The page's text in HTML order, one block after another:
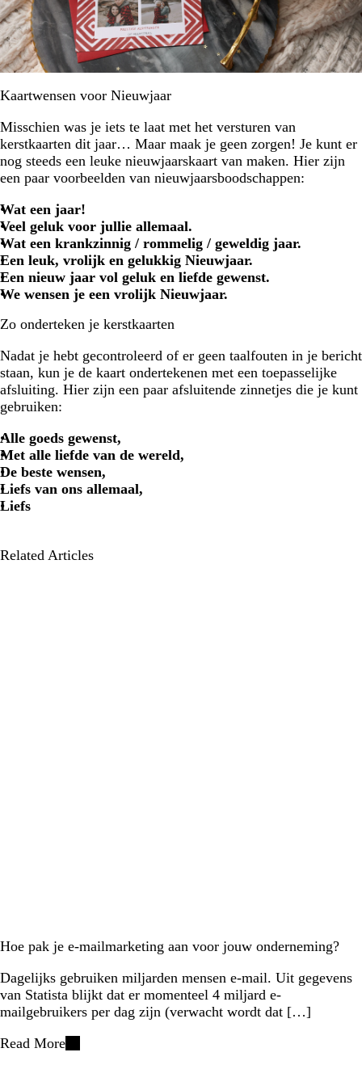
Kaartwensen voor Nieuwjaar
Misschien was je iets te laat met het versturen van
kerstkaarten dit jaar… Maar maak je geen zorgen! Je kunt er
nog steeds een leuke nieuwjaarskaart van maken. Hier zijn
een paar voorbeelden van nieuwjaarsboodschappen:
Wat een jaar!
Veel geluk voor jullie allemaal.
Wat een krankzinnig / rommelig / geweldig jaar.
Een leuk, vrolijk en gelukkig Nieuwjaar.
Een nieuw jaar vol geluk en liefde gewenst.
We wensen je een vrolijk Nieuwjaar.
Zo onderteken je kerstkaarten
Nadat je hebt gecontroleerd of er geen taalfouten in je bericht
staan, kun je de kaart ondertekenen met een toepasselijke
afsluiting. Hier zijn een paar afsluitende zinnetjes die je kunt
gebruiken:
Alle goeds gewenst,
Met alle liefde van de wereld,
De beste wensen,
Liefs van ons allemaal,
Liefs
Related Articles
Hoe pak je e-mailmarketing aan voor jouw onderneming?
Dagelijks gebruiken miljarden mensen e-mail. Uit gegevens
van Statista blijkt dat er momenteel 4 miljard e-
mailgebruikers per dag zijn (verwacht wordt dat […]
Read More